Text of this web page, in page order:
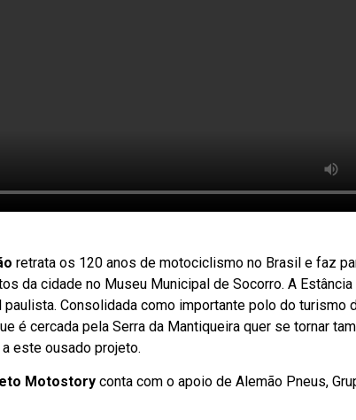
retrata os 120 anos de motociclismo no Brasil e faz
da cidade no Museu Municipal de Socorro. A
Consolidada como importante polo do turismo
é cercada pela Serra da Mantiqueira quer se tornar
este ousado projeto.
Motostory conta com o apoio de Alemão Pneus,